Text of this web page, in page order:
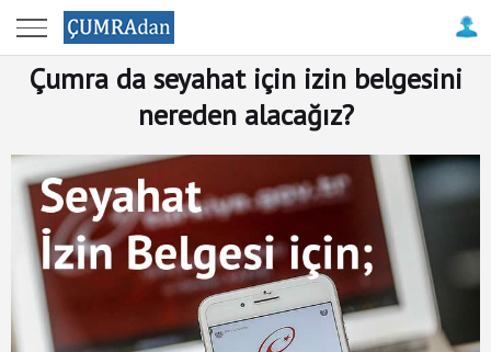
Anasayfa
Çumra
Çatalhöyük
Antik
Kenti
Firma
Rehberi
Çumra da seyahat için izin belgesini
nereden alacağız?